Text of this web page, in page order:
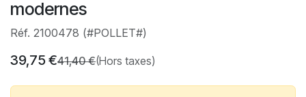
modernes
Réf. 2100478 (#POLLET#)
39,75 €41,40€(Hors taxes)